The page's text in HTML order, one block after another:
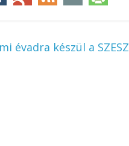
évadra készül a SZESZ